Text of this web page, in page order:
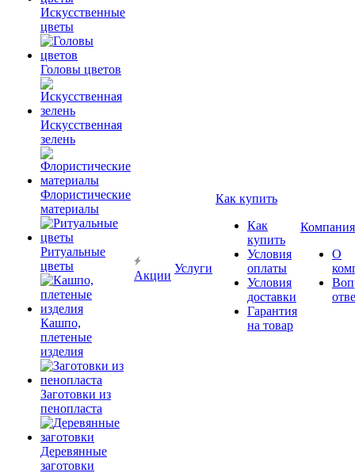
Искусственные
цветы
Головы цветов
Искусственная
зелень
Флористические
материалы
Ритуальные
цветы
Кашпо,
плетеные
изделия
Заготовки из
пенопласта
Деревянные
заготовки
Акции
Услуги
Как купить
Как
купить
Условия
оплаты
Условия
доставки
Гарантия
на товар
Компания
О